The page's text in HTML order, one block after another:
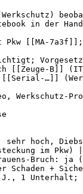
in der
[[MA-7a3f]];
[[Zeuge-B]]
…]]
Werkschutz-
hoch,
im Pkw) |
Bruch: ja
+
J., 1